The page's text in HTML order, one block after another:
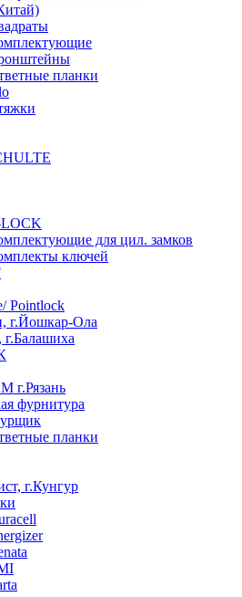
планки
для цил. замков
ключей
Pointlock
г.Йошкар-Ола
г.Рязань
фурнитура
планки
г.Кунгур